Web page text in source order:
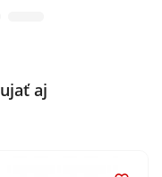
aj